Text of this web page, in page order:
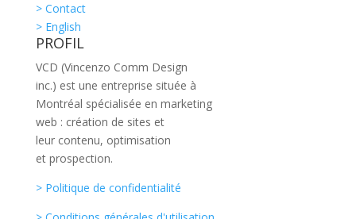
> Contact
> English
PROFIL
VCD (Vincenzo Comm Design
inc.) est une entreprise située à
Montréal spécialisée en marketing
web : création de sites et
leur contenu, optimisation
et prospection.
> Politique de confidentialité